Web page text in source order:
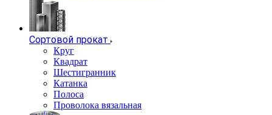
Сортовой прокат
Круг
Квадрат
Шестигранник
Катанка
Полоса
Проволока вязальная